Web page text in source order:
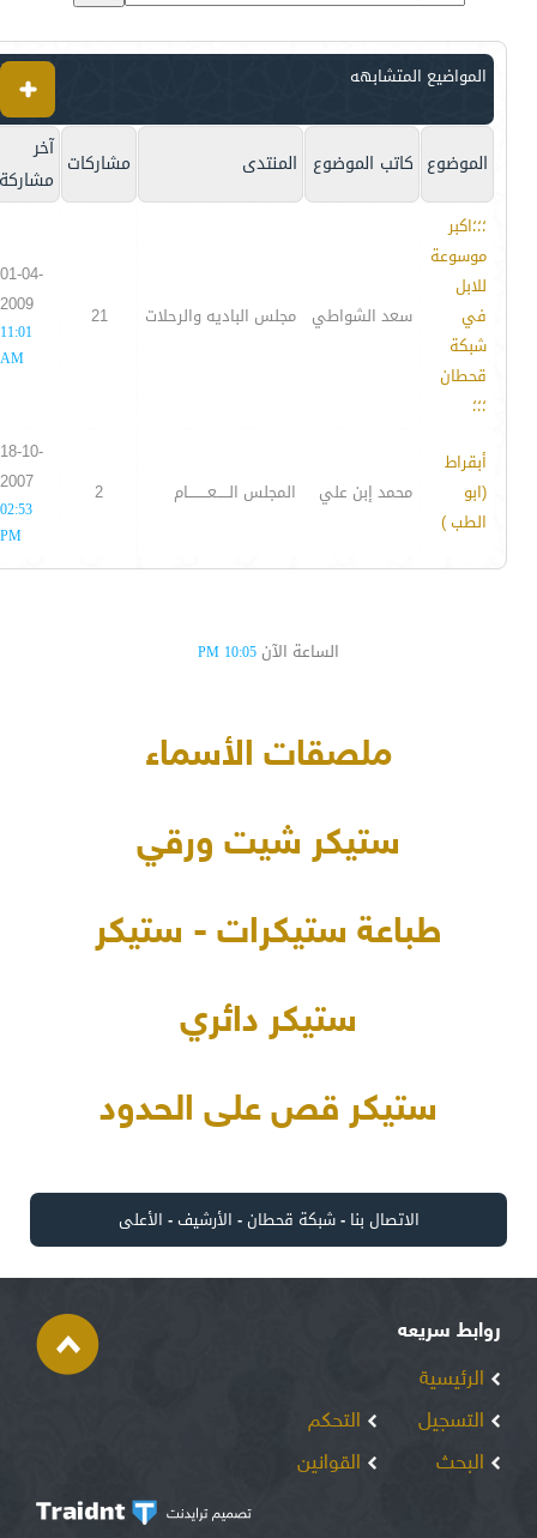
المواضيع المتشابهه
الموضوع كاتب الموضوع المنتدى مشاركات آخر
مشاركة
؛؛؛اكبر
موسوعة
للابل
في
شبكة
قحطان
؛؛؛
سعد الشواطي مجلس الباديه والرحلات 21
01-04-
2009
11:01
AM
أبقراط
(ابو
الطب )
محمد إبن علي المجلس الـــــعــــــــام 2
18-10-
2007
02:53
PM
الساعة الآن 10:05 PM
ملصقات الأسماء
ستيكر شيت ورقي
طباعة ستيكرات - ستيكر
ستيكر دائري
ستيكر قص على الحدود
الاتصال بنا -شبكة قحطان- الأرشيف- الأعلى
روابط سريعه
الرئيسية
التسجيل
البحث
التحكم
القوانين